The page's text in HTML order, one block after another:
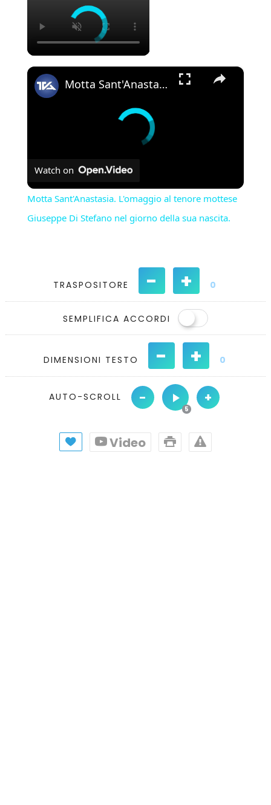
×
Motta Sant'Anastasia. L'omaggio al tenore mottese Giuseppe Di Stefano nel giorno della sua nascita.
Watch on
Motta Sant'Anastasia. L'omaggio al tenore mottese
Giuseppe Di Stefano nel giorno della sua nascita.
TRASPOSITORE - + 0
SEMPLIFICA ACCORDI
DIMENSIONI TESTO - + 0
AUTO-SCROLL - +
Video